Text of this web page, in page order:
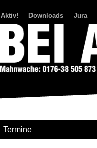
Aktiv! Downloads Jura
Termine